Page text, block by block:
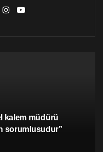
gazete, Kıbrıs
kalem müdürü
sorumlusudur”